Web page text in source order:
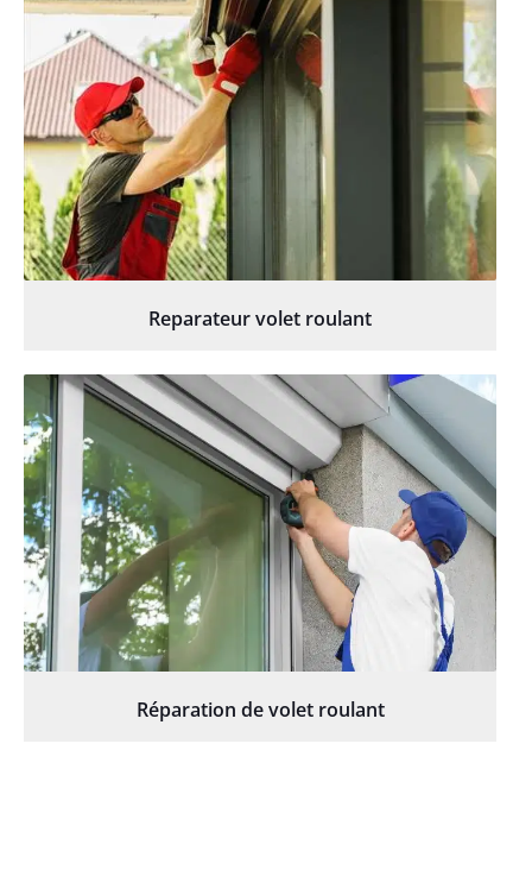
Reparateur volet roulant
Réparation de volet roulant